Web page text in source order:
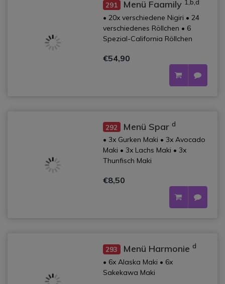
291 Menü Faamily
• 20x verschiedene Nigiri • 24
verschiedenes Röllchen • 6
Spezial-California Röllchen
€54,90
292 Menü Spar d
• 3x Gurken Maki • 3x Avocado
Maki • 3x Lachs Maki • 3x
Thunfisch Maki
€8,50
293 Menü Harmonie d
• 6x Alaska Maki • 6x
Sakekawa Maki